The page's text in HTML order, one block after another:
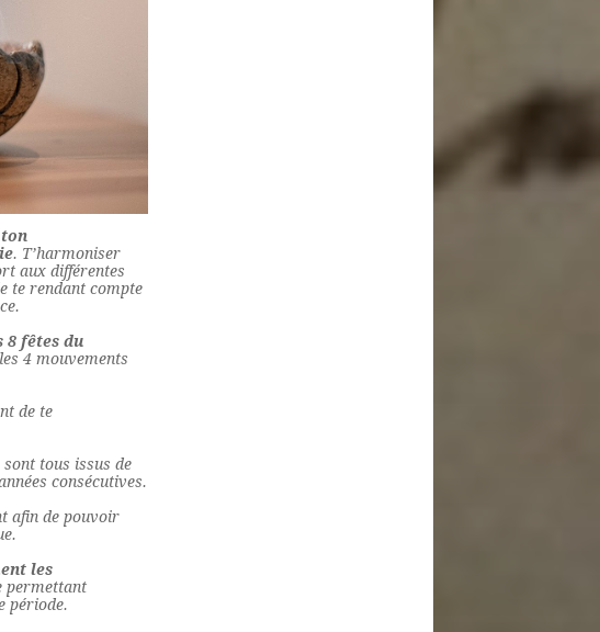
ton
. T’harmoniser
aux différentes
te rendant compte
8 fêtes du
4 mouvements
de te
tous issus de
consécutives.
afin de pouvoir
les
permettant
période.